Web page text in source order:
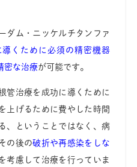
ダム・ニッケルチタンファ
くために必須の精密機器
密な治療が可能です。
管治療を成功に導くために
上げるために費やした時間
、ということではなく、病
の後の破折や再感染をしな
考慮して治療を行っていま